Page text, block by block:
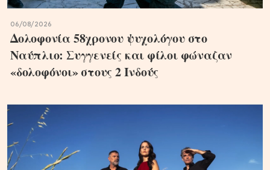
06/08/2026
Δολοφονία 58χρονου ψυχολόγου στο
Ναύπλιο: Συγγενείς και φίλοι φώναζαν
«δολοφόνοι» στους 2 Ινδούς